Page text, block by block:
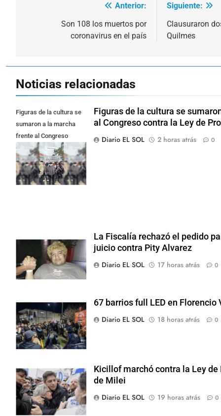
Anterior:
Son 108 los muertos por
coronavirus en el país
Siguiente:
Clausuraron
Quilmes
Noticias relacionadas
Figuras de la cultura se
sumaron a la marcha
frente al Congreso
contra la Ley de
Propiedad Privada
Figuras de la cultura se
al Congreso contra la Ley de
Diario EL SOL
2 horas atrás 0
La Fiscalía rechazó el pedido
juicio contra Pity Alvarez
Diario EL SOL
17 horas atrás 0
67 barrios full LED en Florencio
Diario EL SOL
18 horas atrás 0
Kicillof marchó contra la Ley de
de Milei
Diario EL SOL
19 horas atrás 0